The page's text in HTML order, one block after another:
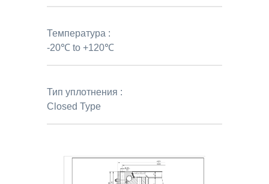
Температура :
-20℃ to +120℃
Тип уплотнения :
Closed Type